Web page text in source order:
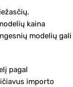
kaina
modelių gali
pagal
importo